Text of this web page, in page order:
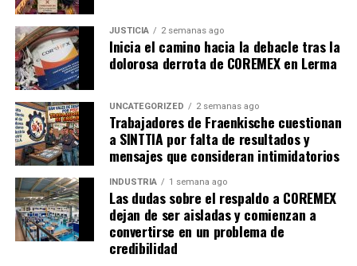
JUSTICIA 2 semanas ago
Inicia el camino hacia la debacle tras la
dolorosa derrota de COREMEX en Lerma
UNCATEGORIZED 2 semanas ago
Trabajadores de Fraenkische cuestionan
a SINTTIA por falta de resultados y
mensajes que consideran intimidatorios
INDUSTRIA 1 semana ago
Las dudas sobre el respaldo a COREMEX
dejan de ser aisladas y comienzan a
convertirse en un problema de
credibilidad